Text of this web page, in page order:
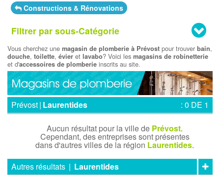
Constructions & Rénovations
Filtrer par sous-Catégorie
Vous cherchez une magasin de plomberie à Prévost pour trouver bain,
douche, toilette, évier et lavabo? Voici les magasins de robinetterie
et d'accessoires de plomberie inscrits au site.
Prévost| Laurentides : 0 DE 1
Aucun résultat pour la ville de Prévost.
Cependant, des entreprises sont présentes
dans d'autres villes de la région Laurentides.
Autres résultats | Laurentides